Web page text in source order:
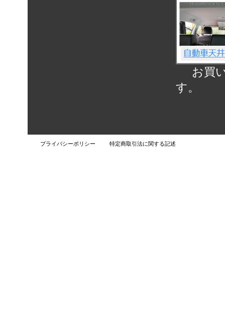
お買
す。
プライバシーポリシー 特定商取引法に関する記述